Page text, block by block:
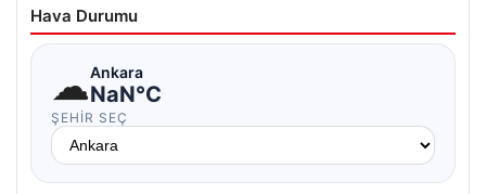
Hava Durumu
☁Ankara
NaN°C
ŞEHIR SEÇ